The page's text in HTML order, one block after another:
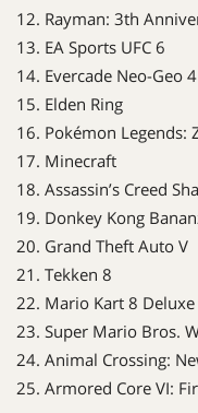
Rayman: 3th
EA Sports UFC 6
Evercade Neo-Geo
Elden Ring
Pokémon Legends:
Minecraft
Assassin’s Creed
Donkey Kong
Grand Theft Auto V
Tekken 8
Mario Kart 8 Deluxe
Super Mario Bros.
Animal Crossing:
Armored Core VI: